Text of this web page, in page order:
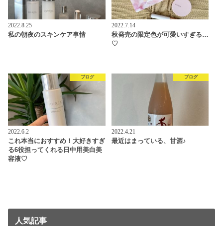
2022.8.25
私の朝夜のスキンケア事情
2022.7.14
秋発売の限定色が可愛いすぎる…
♡
ブログ
2022.6.2
これ本当におすすめ！大好きすぎ
る6役担ってくれる日中用美白美
容液♡
ブログ
2022.4.21
最近はまっている、甘酒♪
人気記事